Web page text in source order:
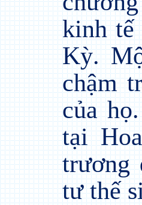
kinh tế
Kỳ.
chậm
của
tại
trương
tư thế